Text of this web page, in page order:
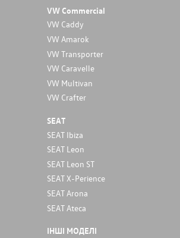
VW Commercial
VW Caddy
VW Amarok
VW Transporter
VW Caravelle
VW Multivan
VW Crafter
SEAT
SEAT Ibiza
SEAT Leon
SEAT Leon ST
SEAT X-Perience
SEAT Arona
SEAT Ateca
ІНШІ МОДЕЛІ